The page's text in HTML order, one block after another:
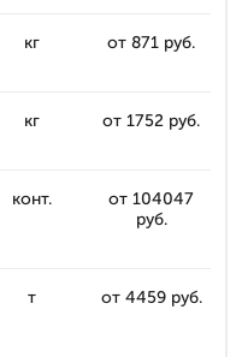
кг от 871 руб.
кг от 1752 руб.
конт.
от 104047
руб.
т от 4459 руб.